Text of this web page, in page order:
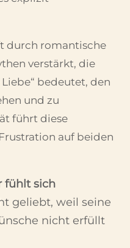
durch romantische
verstärkt, die
bedeutet, den
und zu
führt diese
auf beiden
fühlt sich
geliebt, weil seine
nicht erfüllt